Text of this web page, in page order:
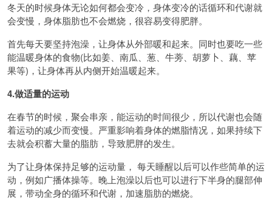
冬天的时候身体无论如何都会变冷，身体变冷的话循环和代谢就
会变慢，身体脂肪也不会燃烧，很容易变得肥胖。
首先每天要坚持泡澡，让身体从外部暖和起来。同时也要吃一些
能温暖身体的食物(比如姜、南瓜、葱、牛蒡、胡萝卜、藕、苹
果等)，让身体再从内侧开始温暖起来。
4.做适量的运动
在春节的时候，聚会串亲，能运动的时间很少，所以代谢也会随
着运动的减少而变慢。严重影响着身体的燃脂情况，如果持续下
去就会积蓄大量的脂肪，导致肥胖的发生。
为了让身体保持足够的运动量， 每天睡醒以后可以作些简单的运
动，例如广播体操等。晚上泡澡以后也可以进行下半身的腿部伸
展，带动全身的循环和代谢，加速脂肪的燃烧。